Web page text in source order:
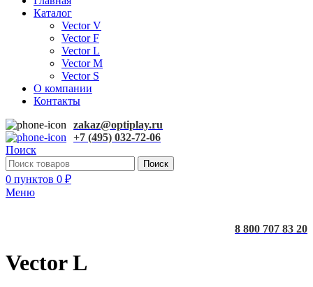
Каталог
Vector V
Vector F
Vector L
Vector M
Vector S
О компании
Контакты
zakaz@optiplay.ru
+7 (495) 032-72-06
Поиск
Поиск
0 пунктов 0 ₽
Меню
8 800 707 83 20
Vector L